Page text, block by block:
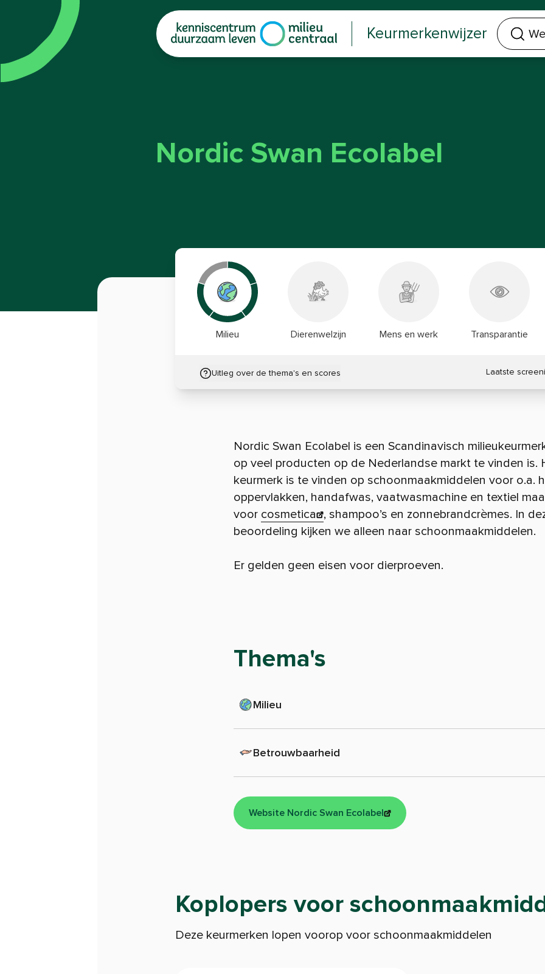
| Keurmerkenwijzer
Welk keurmerk of product zoek je?
Nordic Swan Ecolabel
Milieu Dierenwelzijn Mens en werk Transparantie
Uitleg over de thema's en scores Laatste
Nordic Swan Ecolabel is een Scandinavisch
op veel producten op de Nederlandse markt te vinden is.
keurmerk is te vinden op schoonmaakmiddelen voor o.a.
oppervlakken, handafwas, vaatwasmachine en textiel
voor cosmetica
, shampoo’s en zonnebrandcrèmes. In
beoordeling kijken we alleen naar schoonmaakmiddelen.
Er gelden geen eisen voor dierproeven.
Thema's
Milieu
Betrouwbaarheid
Website Nordic Swan Ecolabel
Koplopers voor
Deze keurmerken lopen voorop voor schoonmaakmiddelen